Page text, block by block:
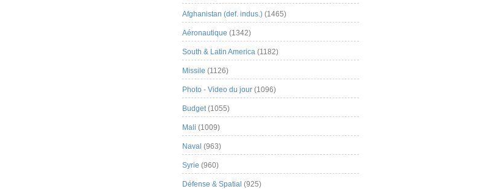
Afghanistan (def. indus.) (1465)
Aéronautique (1342)
South & Latin America (1182)
Missile (1126)
Photo - Video du jour (1096)
Budget(1055)
Mali (1009)
Naval (963)
Syrie (960)
Défense & Spatial (925)